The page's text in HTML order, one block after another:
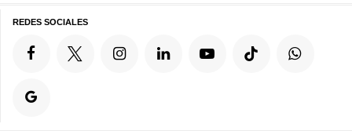
REDES SOCIALES